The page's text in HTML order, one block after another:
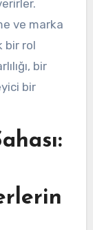
ve marka
bir rol
bir
bir